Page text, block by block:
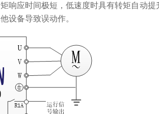
响应时间极短，低速度时具有转矩自动提
设备导致误动作。